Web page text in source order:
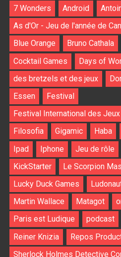
7 Wonders Android
As d'Or - Jeu de l'année de
Blue Orange
Bruno Cathala
Cocktail Games
Days of
des bretzels et des jeux
Essen
Festival
Festival International des
Filosofia
Gigamic Haba
Ipad
Iphone Jeu de rôle
KickStarter
Le Scorpion
Lucky Duck Games
Martin Wallace
Matagot
Paris est Ludique
podcast
Reiner Knizia
Repos
Sherlock Holmes Detective